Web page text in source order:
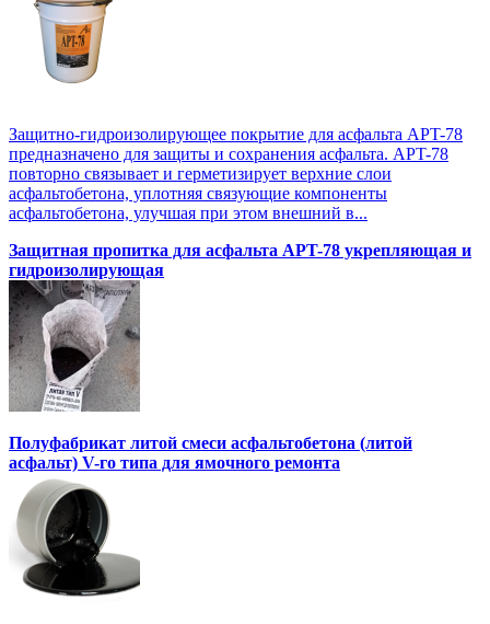
Защитно-гидроизолирующее покрытие для асфальта APT-78
предназначено для защиты и сохранения асфальта. APT-78
повторно связывает и герметизирует верхние слои
асфальтобетона, уплотняя связующие компоненты
асфальтобетона, улучшая при этом внешний в...
Защитная пропитка для асфальта APT-78 укрепляющая и
гидроизолирующая
Полуфабрикат литой смеси асфальтобетона (литой
асфальт) V-го типа для ямочного ремонта